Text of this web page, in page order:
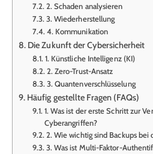
2. Schaden analysieren
3. Wiederherstellung
4. Kommunikation
Die Zukunft der Cybersicherheit
1. Künstliche Intelligenz (KI)
2. Zero-Trust-Ansatz
3. Quantenverschlüsselung
Häufig gestellte Fragen (FAQs)
1. Was ist der erste Schritt zur
Cyberangriffen?
2. Wie wichtig sind Backups bei
3. Was ist Multi-Faktor-